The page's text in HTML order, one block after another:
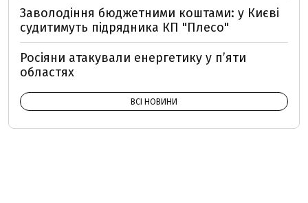
Заволодіння бюджетними коштами: у Києві
судитимуть підрядника КП "Плесо"
Росіяни атакували енергетику у пʼяти
областях
ВСІ НОВИНИ